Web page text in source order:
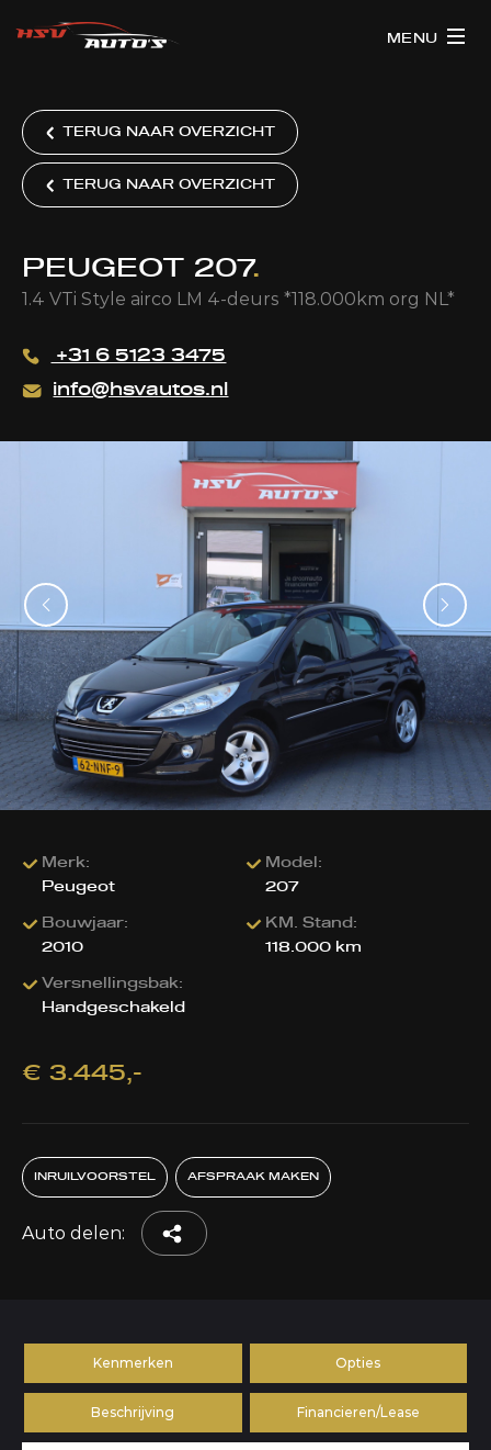
MENU
TERUG NAAR OVERZICHT
TERUG NAAR OVERZICHT
+31 6 5123 3475
info@hsvautos.nl
PEUGEOT 207.
1.4 VTi Style airco LM 4-deurs *118.000km org NL*
Merk:
Peugeot
Model:
207
Bouwjaar:
2010
KM. Stand:
118.000 km
Versnellingsbak:
Handgeschakeld
€ 3.445,-
INRUILVOORSTEL AFSPRAAK MAKEN
Auto delen:
Kenmerken Opties
Beschrijving Financieren/Lease